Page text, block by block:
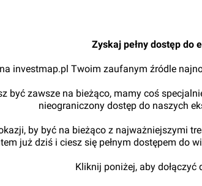
Zyskaj pełny dostęp do
investmap.pl Twoim zaufanym źródle
być zawsze na bieżąco, mamy coś
nieograniczony dostęp do naszych
by być na bieżąco z najważniejszymi
już dziś i ciesz się pełnym dostępem do
Kliknij poniżej, aby